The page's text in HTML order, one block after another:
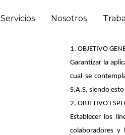
Servicios Nosotros
1. OBJETIVO
Garantizar la
cual se
S.A.S, siendo
2. OBJETIVO
Establecer los
colaboradores y